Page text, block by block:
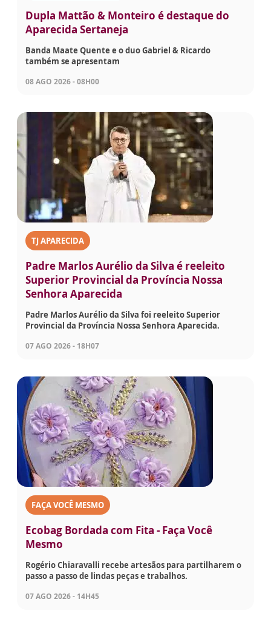
Dupla Mattão & Monteiro é destaque do
Aparecida Sertaneja
Banda Maate Quente e o duo Gabriel & Ricardo
também se apresentam
08 AGO 2026 - 08H00
TJ APARECIDA
Padre Marlos Aurélio da Silva é reeleito
Superior Provincial da Província Nossa
Senhora Aparecida
Padre Marlos Aurélio da Silva foi reeleito Superior
Provincial da Província Nossa Senhora Aparecida.
07 AGO 2026 - 18H07
FAÇA VOCÊ MESMO
Ecobag Bordada com Fita - Faça Você
Mesmo
Rogério Chiaravalli recebe artesãos para partilharem o
passo a passo de lindas peças e trabalhos.
07 AGO 2026 - 14H45